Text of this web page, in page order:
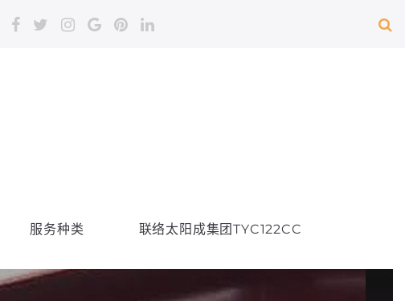
服务种类 联络太阳成集团TYC122CC